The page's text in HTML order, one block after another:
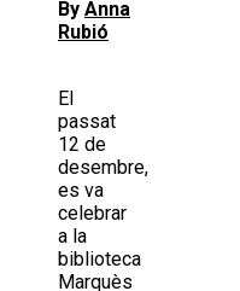
By Anna
Rubió
El
passat
12 de
desembre,
es va
celebrar
a la
biblioteca
Marquès